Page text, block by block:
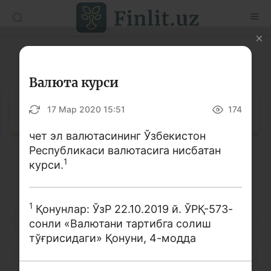
Рус
Мақолалар
Ўқув қўлланмалар
Молиявий саводхонлик бўйича китоблар
Лойиҳалар
Интерактив хизматлар
Фотогалерея
Луғат
Кирилл алифбоси
А Б В Г Ғ Д
Валюта курси
17 Мар 2020 15:51 174
чет эл валютасининг Ўзбекистон
Республикаси валютасига нисбатан
курси.1
1 Қонунлар: ЎзР 22.10.2019 й. ЎРҚ-573-
сонли «Валютани тартибга солиш
тўғрисидаги» Қонуни, 4-модда